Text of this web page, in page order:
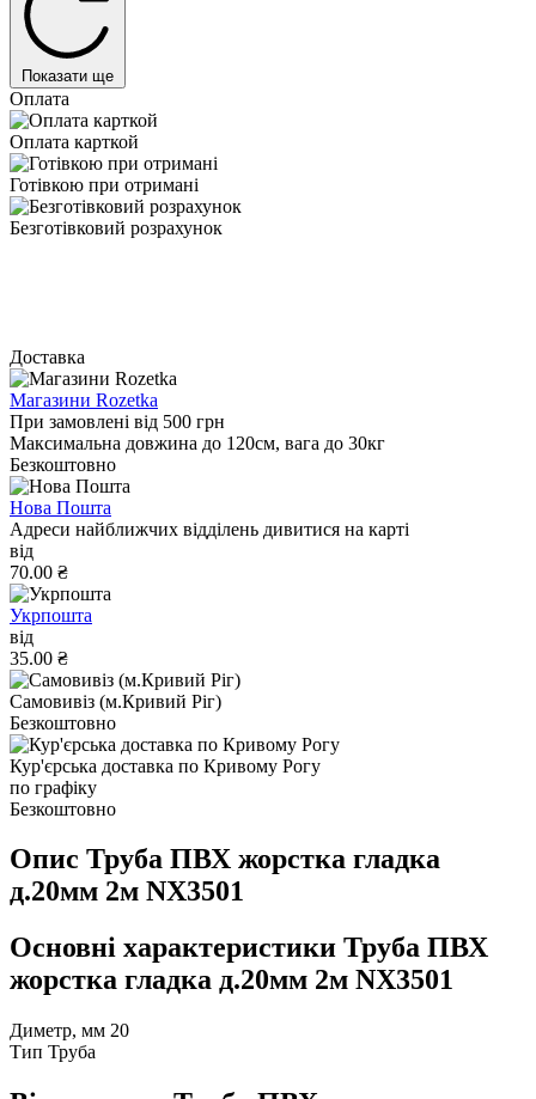
Показати ще
Оплата
Оплата карткой
Готівкою при отримані
Безготівковий розрахунок
Доставка
Магазини Rozetka
При замовлені від 500 грн
Максимальна довжина до 120см, вага до 30кг
Безкоштовно
Нова Пошта
Адреси найближчих відділень дивитися на карті
від
70.00 ₴
Укрпошта
від
35.00 ₴
Самовивіз (м.Кривий Ріг)
Безкоштовно
Кур'єрська доставка по Кривому Рогу
по графіку
Безкоштовно
Опис Труба ПВХ жорстка гладка
д.20мм 2м NX3501
Основні характеристики Труба ПВХ
жорстка гладка д.20мм 2м NX3501
Диметр, мм 20
Тип Труба